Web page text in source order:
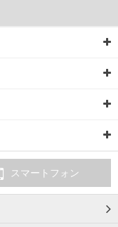
スマートフォン